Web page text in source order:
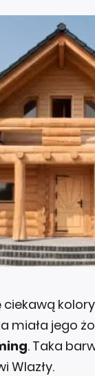
miała jego
. Taka
Wlazły.